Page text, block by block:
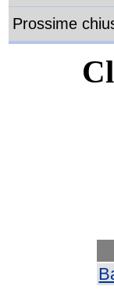
Prossime